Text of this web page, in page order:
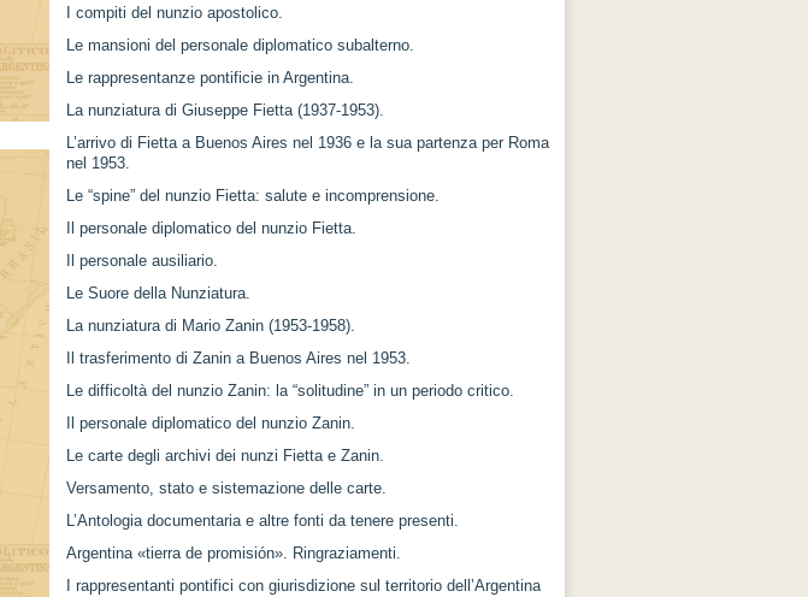
I compiti del nunzio apostolico.
Le mansioni del personale diplomatico subalterno.
Le rappresentanze pontificie in Argentina.
La nunziatura di Giuseppe Fietta (1937-1953).
L’arrivo di Fietta a Buenos Aires nel 1936 e la sua partenza per Roma
nel 1953.
Le “spine” del nunzio Fietta: salute e incomprensione.
Il personale diplomatico del nunzio Fietta.
Il personale ausiliario.
Le Suore della Nunziatura.
La nunziatura di Mario Zanin (1953-1958).
Il trasferimento di Zanin a Buenos Aires nel 1953.
Le difficoltà del nunzio Zanin: la “solitudine” in un periodo critico.
Il personale diplomatico del nunzio Zanin.
Le carte degli archivi dei nunzi Fietta e Zanin.
Versamento, stato e sistemazione delle carte.
L’Antologia documentaria e altre fonti da tenere presenti.
Argentina «tierra de promisión». Ringraziamenti.
I rappresentanti pontifici con giurisdizione sul territorio dell’Argentina